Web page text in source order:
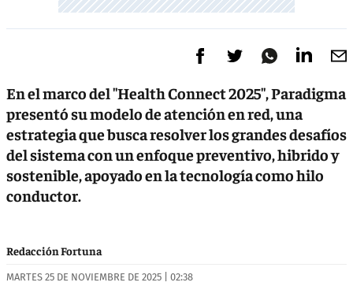
En el marco del "Health Connect 2025", Paradigma
presentó su modelo de atención en red, una
estrategia que busca resolver los grandes desafíos
del sistema con un enfoque preventivo, hibrido y
sostenible, apoyado en la tecnología como hilo
conductor.
Redacción Fortuna
MARTES 25 DE NOVIEMBRE DE 2025 | 02:38